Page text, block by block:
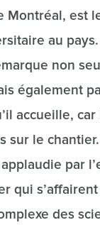
Montréal, est
au
non
également
accueille,
sur le
par
qui
des